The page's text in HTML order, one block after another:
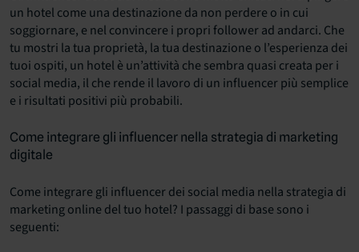
un hotel come una destinazione da non perdere o in cui
soggiornare, e nel convincere i propri follower ad andarci. Che
tu mostri la tua proprietà, la tua destinazione o l’esperienza dei
tuoi ospiti, un hotel è un’attività che sembra quasi creata per i
social media, il che rende il lavoro di un influencer più semplice
e i risultati positivi più probabili.
Come integrare gli influencer nella strategia di marketing
digitale
Come integrare gli influencer dei social media nella strategia di
marketing online del tuo hotel? I passaggi di base sono i
seguenti: